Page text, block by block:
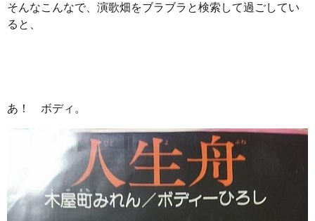
そんなこんなで、演歌畑をブラブラと検索して過ごしてい
ると、
あ！ ボディ。